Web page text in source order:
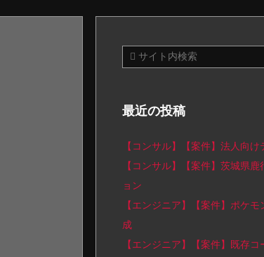
最近の投稿
【コンサル】【案件】法人向け
【コンサル】【案件】茨城県
ョン
【エンジニア】【案件】ポケ
成
【エンジニア】【案件】既存